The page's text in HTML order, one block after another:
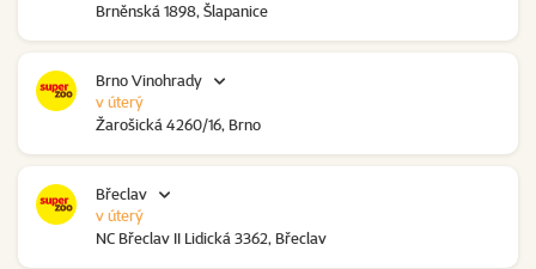
Brněnská 1898, Šlapanice
Brno Vinohrady
Žarošická 4260/16, Brno
v úterý
Břeclav
NC Břeclav II Lidická 3362, Břeclav
v úterý